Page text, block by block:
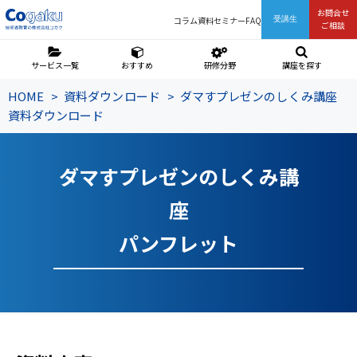
コラム資料セミナーFAQ 受講生
お問合せ
ご相談
サービス一覧 おすすめ 研修分野 講座を探す
HOME 資料ダウンロード
ダマすプレゼンのしくみ講座
資料ダウンロード
ダマすプレゼンのしくみ講
座
パンフレット